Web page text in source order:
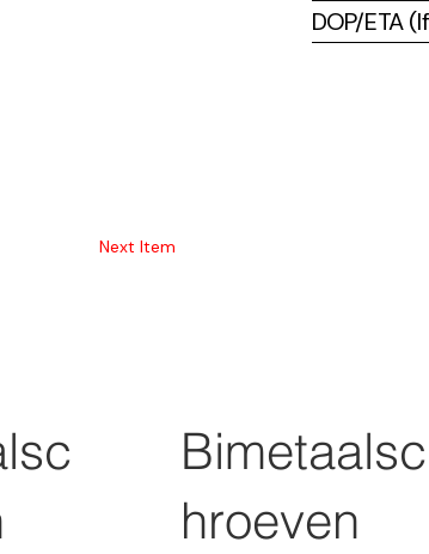
Next Item
DOP/ETA
Bimetaalsc
hroeven